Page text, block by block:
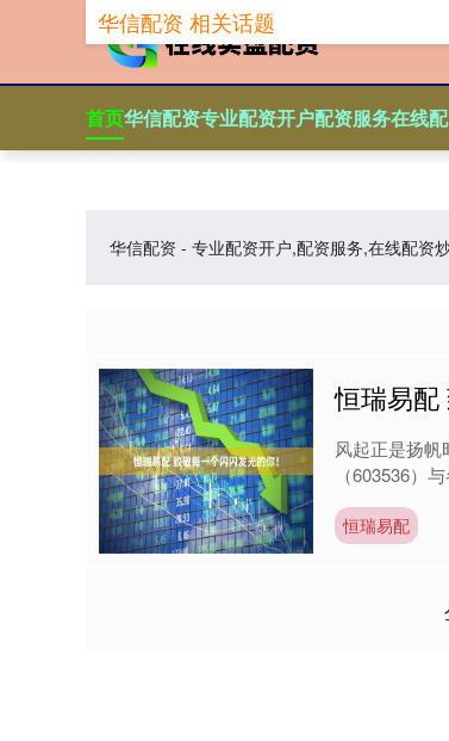
首页华信配资专业配资开户配资服务在线
华信配资 - 专业配资开户,配资服务,在线配资
华信配资 相关话题
恒瑞易配
风起正是扬
（603536）
恒瑞易配